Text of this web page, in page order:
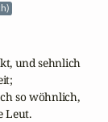
und sehnlich
so wöhnlich,
Leut.